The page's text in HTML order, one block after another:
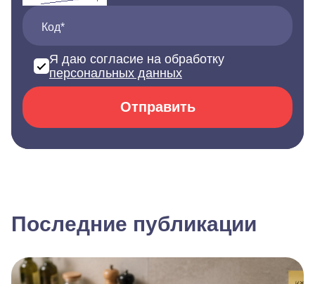
Код*
Я даю согласие на обработку
персональных данных
Отправить
Последние публикации